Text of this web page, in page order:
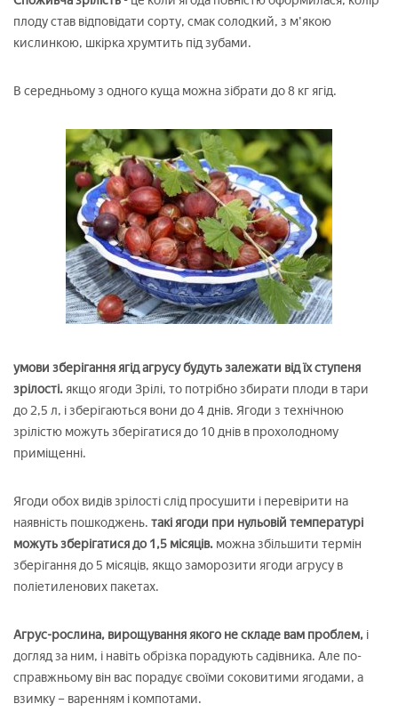
плоду став відповідати сорту, смак солодкий, з м'якою
кислинкою, шкірка хрумтить під зубами.
В середньому з одного куща можна зібрати до 8 кг ягід.
умови зберігання ягід агрусу будуть залежати від їх ступеня
зрілості.якщо ягоди Зрілі, то потрібно збирати плоди в тари
до 2,5 л, і зберігаються вони до 4 днів. Ягоди з технічною
зрілістю можуть зберігатися до 10 днів в прохолодному
приміщенні.
Ягоди обох видів зрілості слід просушити і перевірити на
наявність пошкоджень. такі ягоди при нульовій температурі
можуть зберігатися до 1,5 місяців. можна збільшити термін
зберігання до 5 місяців, якщо заморозити ягоди агрусу в
поліетиленових пакетах.
Агрус-рослина, вирощування якого не складе вам проблем, і
догляд за ним, і навіть обрізка порадують садівника. Але по-
справжньому він вас порадує своїми соковитими ягодами, а
взимку – варенням і компотами.